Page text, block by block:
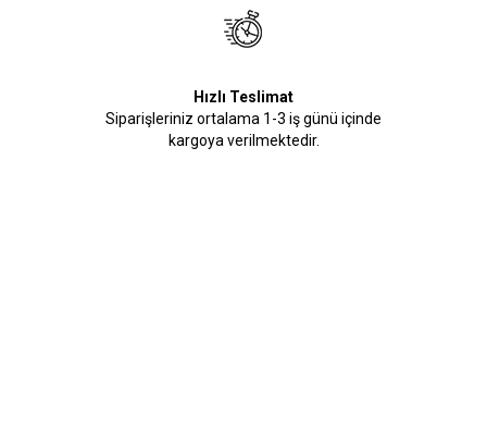
Hızlı Teslimat
Siparişleriniz ortalama 1-3 iş günü içinde
kargoya verilmektedir.